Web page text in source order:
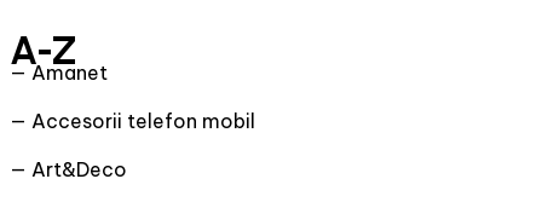
A-Z
— Amanet
— Accesorii telefon mobil
— Art&Deco